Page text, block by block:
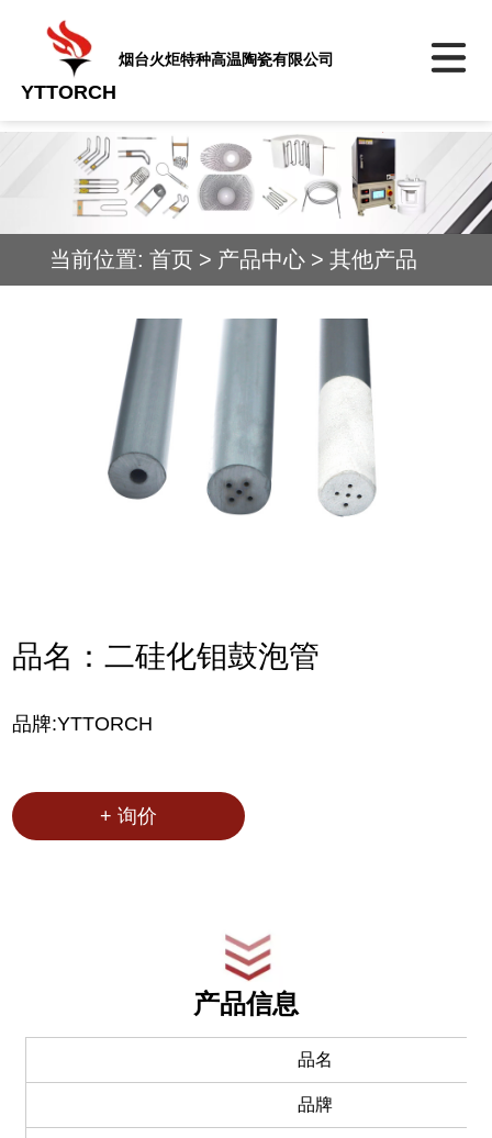
YTTORCH
烟台火炬特种高温陶瓷有限公司
当前位置: 首页 > 产品中心 > 其他产品
品名：二硅化钼鼓泡管
品牌:YTTORCH
+ 询价
产品信息
品名
品牌